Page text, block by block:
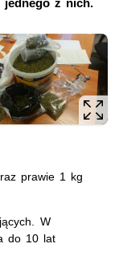
jednego z nich.
prawie 1 kg
W
do 10 lat